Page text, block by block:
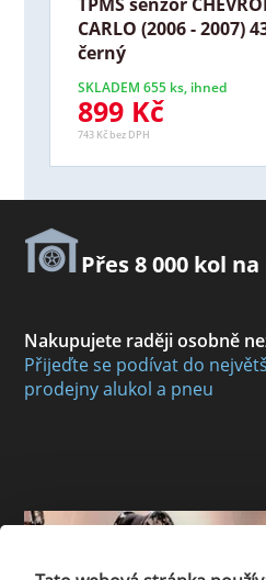
CARLO (2006 - 2007)
černý
SKLADEM 655 ks, ihned
899 Kč
743 Kč bez DPH
Přes 8 000 kol
Nakupujete raději osobně
Přijeďte se podívat do
prodejny alukol a pneu